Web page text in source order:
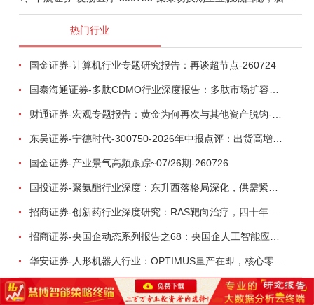
热门行业
国金证券-计算机行业专题研究报告：再谈超节点-260724
东吴证券-宁德时代-300750-2026年中报点评：出货高增业绩稳健，回购彰显龙头信心-260726
国金证券-产业景气高频跟踪~07/26期-260726
招商证券-创新药行业深度研究：RAS靶向治疗，四十年不可成药的终结，与终结之后的治疗格局演化-260805